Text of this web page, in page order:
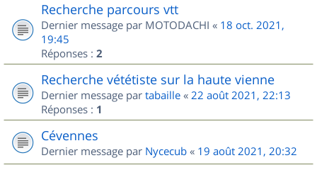
Recherche parcours vtt
Dernier message par MOTODACHI « 18 oct. 2021,
19:45
Réponses : 2
Recherche vététiste sur la haute vienne
Dernier message par tabaille « 22 août 2021, 22:13
Réponses : 1
Cévennes
Dernier message par Nycecub « 19 août 2021, 20:32